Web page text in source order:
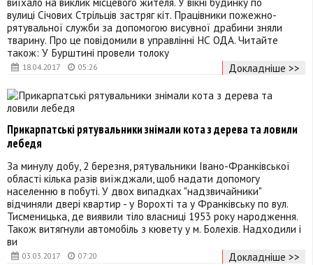
18.04.2017 05:26
вулиці Січових Стрільців застряг кіт. Працівники пожежно-
рятувальної служби за допомогою висувної драбини зняли
тварину. Про це повідомили в управлінні НС ОДА. Читайте
також: У Бурштині провели толоку
Докладніше >>
03.03.2017 07:20
Прикарпатські рятувальники знімали кота з дерева та ловили
лебедя
За минулу добу, 2 березня, рятувальники Івано-Франківської
області кілька разів виїжджали, щоб надати допомогу
населенню в побуті. У двох випадках "надзвичайники"
відчиняли двері квартир - у Ворохті та у Франківську по вул.
Тисменицька, де виявили тіло власниці 1953 року народження.
Також витягнули автомобіль з кювету у м. Болехів. Надходили і
ви
Докладніше >>